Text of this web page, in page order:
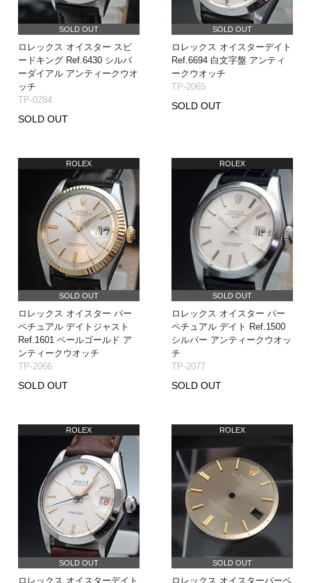
SOLD OUT
ロレックス オイスター スピ
ードキング Ref.6430 シルバ
ーダイアル アンティークウオ
ッチ
TP-0284
SOLD OUT
SOLD OUT
ロレックス オイスターデイト
Ref.6694 白文字盤 アンティ
ークウオッチ
TP-2065
SOLD OUT
ROLEX
SOLD OUT
ロレックス オイスター パー
ペチュアル デイトジャスト
Ref.1601 ペールゴールド ア
ンティークウオッチ
TP-2066
SOLD OUT
ROLEX
SOLD OUT
ロレックス オイスター パー
ペチュアル デイト Ref.1500
シルバー アンティークウオッ
チ
TP-2077
SOLD OUT
ROLEX
SOLD OUT
ロレックス オイスターデイト
ROLEX
SOLD OUT
ロレックス オイスターパーペ